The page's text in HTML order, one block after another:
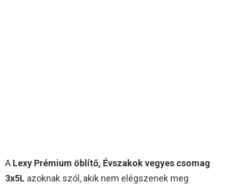
A Lexy Prémium öblítő, Évszakok vegyes csomag
3x5L azoknak szól, akik nem elégszenek meg